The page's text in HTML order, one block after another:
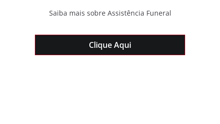
Saiba mais sobre Assistência Funeral
Clique Aqui